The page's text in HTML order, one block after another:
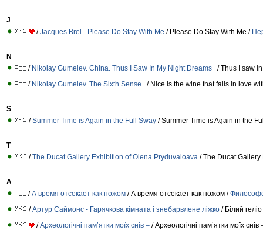
J
/Jacques Brel - Please Do Stay With Me / Please Do Stay With Me /
N
/ Nikolay Gumelev. China. Thus I Saw In My Night Dreams
/ Thus I saw
/ Nikolay Gumelev. The Sixth Sense / Nice is the wine that falls in love
S
/Summer Time is Again in the Full Sway / Summer Time is Again in the
T
/The Ducat Gallery Exhibition of Olena Pryduvaloava / The Ducat
А
/А время отсекает как ножом / А время отсекает как ножом /
/Артур Саймонс - Гарячкова кімната і знебарвлене ліжко / Бiлий
/Археологічні пам’ятки моїх снів – / Археологічні пам’ятки моїх снів